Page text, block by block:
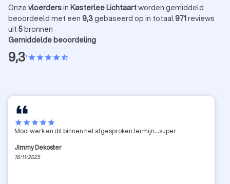
Onze vloerdersin Kasterlee Lichtaartworden gemiddeld
beoordeeld met een 9,3gebaseerd op in totaal971reviews
uit 5bronnen
Gemiddelde beoordeling
9,3•starstarstarstarstar_half
starstarstarstarstar
Mooi werk en dit binnen het afgesproken termijn...super
Jimmy Dekoster
18/11/2025